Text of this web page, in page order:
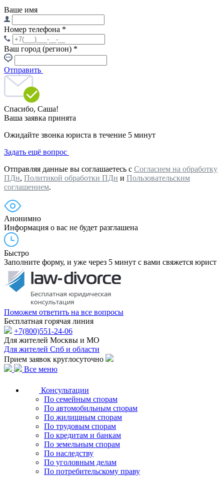
Ваше имя
Номер телефона *
Ваш город (регион) *
Отправить
Спасибо, Саша!
Ваша заявка принята
Ожидайте звонка юриста в течение 5 минут
Задать ещё вопрос
Отправляя данные вы соглашаетесь с Согласием на обработку
ПДн, Политикой обработки ПДн и Пользовательским
соглашением.
Анонимно
Информация о вас не будет разглашена
Быстро
Заполните форму, и уже через 5 минут с вами свяжется юрист
Поможем ответить на все вопросы
Бесплатная горячая линия
+7(800)551-24-06
Для жителей Москвы и МО
Для жителей Спб и области
Прием заявок круглосуточно
Все меню
Консультации
По семейным спорам
По автомобильным спорам
По жилищным спорам
По трудовым спорам
По кредитам и банкам
По земельным спорам
По наследству
По уголовным делам
По потребительскому праву